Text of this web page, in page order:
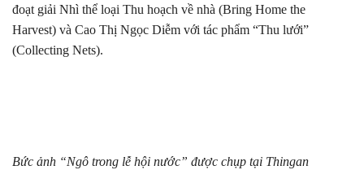
đoạt giải Nhì thể loại Thu hoạch về nhà (Bring Home the
Harvest) và Cao Thị Ngọc Diễm với tác phẩm “Thu lưới”
(Collecting Nets).
Bức ảnh “Ngô trong lễ hội nước” được chụp tại Thingan